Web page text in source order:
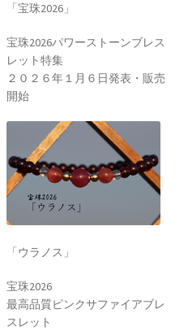
「宝珠2026」
宝珠2026パワーストーンブレス
レット特集
２０２６年１月６日発表・販売
開始
「ウラノス」
宝珠2026
最高品質ピンクサファイアブレ
スレット